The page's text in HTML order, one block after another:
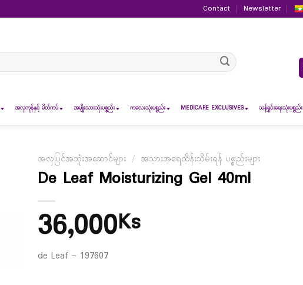
Contact Newsletter
အလှကုန်နှင့် မိတ်ကပ် အမျိုးသားသုံးပစ္စည်း ကလေးသုံးပစ္စည်း MEDICARE EXCLUSIVES သန့်ရှင်းရေးသုံးပစ္စည်း
အလှပြင်အသုံးအဆောင်များ / အသားအရေထိန်းသိမ်းရန် ပစ္စည်းများ
De Leaf Moisturizing Gel 40ml
36,000Ks
de Leaf – 197607